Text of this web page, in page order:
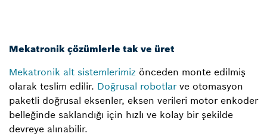
Mekatronik çözümlerle tak ve üret
Mekatronik alt sistemlerimiz önceden monte edilmiş
olarak teslim edilir. Doğrusal robotlarve otomasyon
paketli doğrusal eksenler, eksen verileri motor enkoder
belleğinde saklandığı için hızlı ve kolay bir şekilde
devreye alınabilir.